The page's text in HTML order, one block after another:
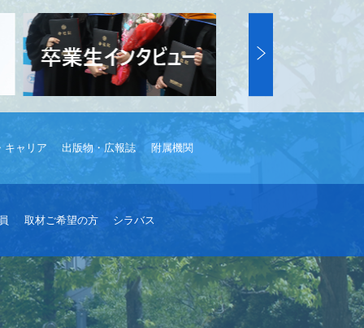
キャリア 出版物・広報誌 附属機関
取材ご希望の方 シラバス